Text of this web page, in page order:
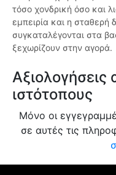
τόσο χονδρική όσο και
εμπειρία και η σταθερή
συγκαταλέγονται στα
ξεχωρίζουν στην αγορά.
ιστότοπους
Μόνο οι
σε αυτές τις